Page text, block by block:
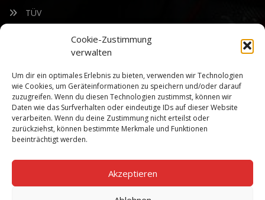
Cookie-Zustimmung
verwalten
Um dir ein optimales Erlebnis zu bieten, verwenden wir Technologien
wie Cookies, um Geräteinformationen zu speichern und/oder darauf
zuzugreifen. Wenn du diesen Technologien zustimmst, können wir
Daten wie das Surfverhalten oder eindeutige IDs auf dieser Website
verarbeiten. Wenn du deine Zustimmung nicht erteilst oder
zurückziehst, können bestimmte Merkmale und Funktionen
beeinträchtigt werden.
Akzeptieren
TÜV
Bleiben Sie auf dem Laufenden über unsere sich ständig
weiterentwickelnden Produkteigenschaften und Technologien.
Geben Sie Ihre E-Mail-Adresse ein und abonnieren Sie unseren
Newsletter.